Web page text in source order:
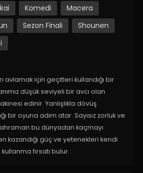
Komedi
Macera
Sezon Finali
Shounen
avlamak için geçitleri kullandığı bir
düşük seviyeli bir avcı olan
edinir. Yanlışlıkla dövüş
bir oyuna adım atar. Sayısız zorluk ve
bu dünyadan kaçmayı
kazandığı güç ve yetenekleri kendi
fırsatı bulur.